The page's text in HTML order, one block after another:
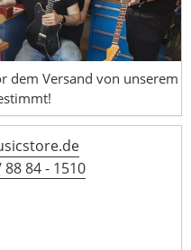
dem Versand von unserem
88 84 - 1510